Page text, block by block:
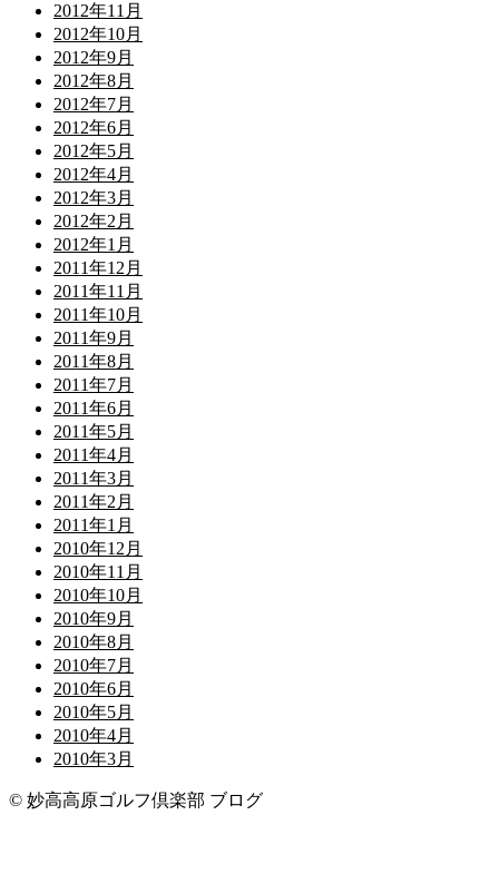
2012年11月
2012年10月
2012年9月
2012年8月
2012年7月
2012年6月
2012年5月
2012年4月
2012年3月
2012年2月
2012年1月
2011年12月
2011年11月
2011年10月
2011年9月
2011年8月
2011年7月
2011年6月
2011年5月
2011年4月
2011年3月
2011年2月
2011年1月
2010年12月
2010年11月
2010年10月
2010年9月
2010年8月
2010年7月
2010年6月
2010年5月
2010年4月
2010年3月
© 妙高高原ゴルフ倶楽部 ブログ